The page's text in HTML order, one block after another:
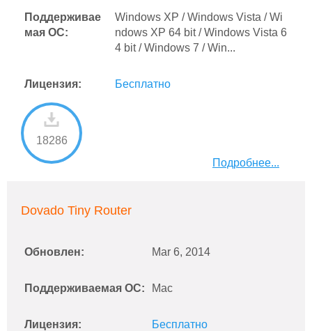
Поддерживае
мая ОС:
Windows XP / Windows Vista / Wi
ndows XP 64 bit / Windows Vista 6
4 bit / Windows 7 / Win...
Лицензия: Бесплатно
18286
Подробнее...
Dovado Tiny Router
Обновлен: Mar 6, 2014
Поддерживаемая ОС: Mac
Лицензия: Бесплатно